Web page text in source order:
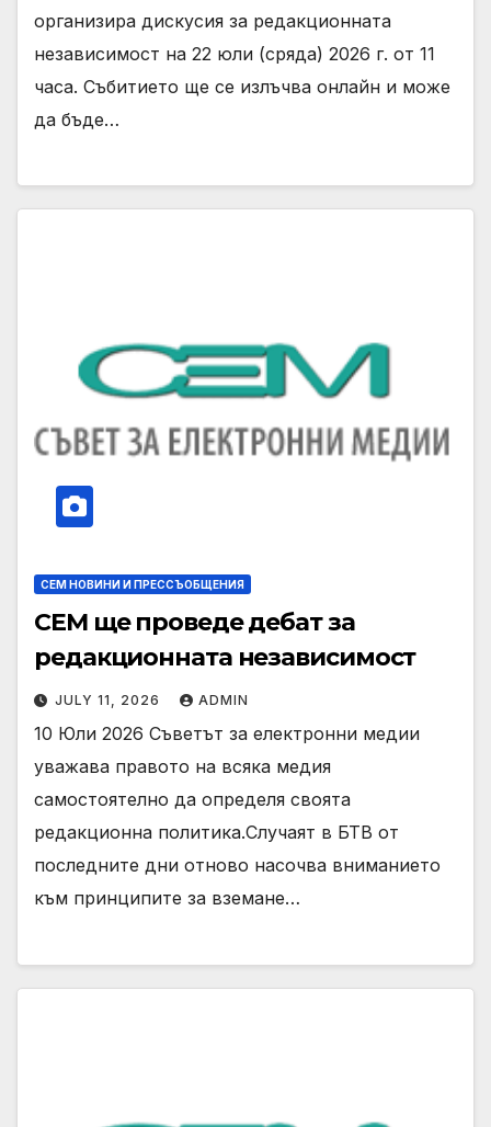
организира дискусия за редакционната
независимост на 22 юли (сряда) 2026 г. от 11
часа. Събитието ще се излъчва онлайн и може
да бъде…
СЕМ НОВИНИ И ПРЕССЪОБЩЕНИЯ
СЕМ ще проведе дебат за
редакционната независимост
JULY 11, 2026 ADMIN
10 Юли 2026 Съветът за електронни медии
уважава правото на всяка медия
самостоятелно да определя своята
редакционна политика.Случаят в БТВ от
последните дни отново насочва вниманието
към принципите за вземане…